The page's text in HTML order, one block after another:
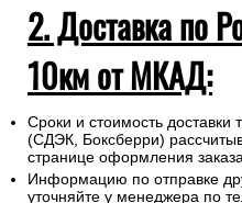
2. Доставка по
10км от МКАД:
Сроки и стоимость доставки
(СДЭК, Боксберри)
странице оформления
Информацию по отправке
уточняйте у менеджера по